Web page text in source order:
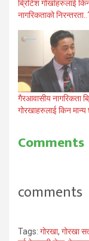
ब्रिटिश गोर्खाहरुलाई
नागरिकताको
गैरआवासीय नागरिकता
गोरखाहरुलाई किन
Comments
comments
Tags: गोरखा, गोरखा